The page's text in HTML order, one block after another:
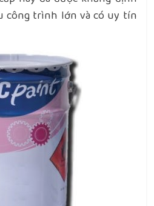
công trình lớn và có uy tín